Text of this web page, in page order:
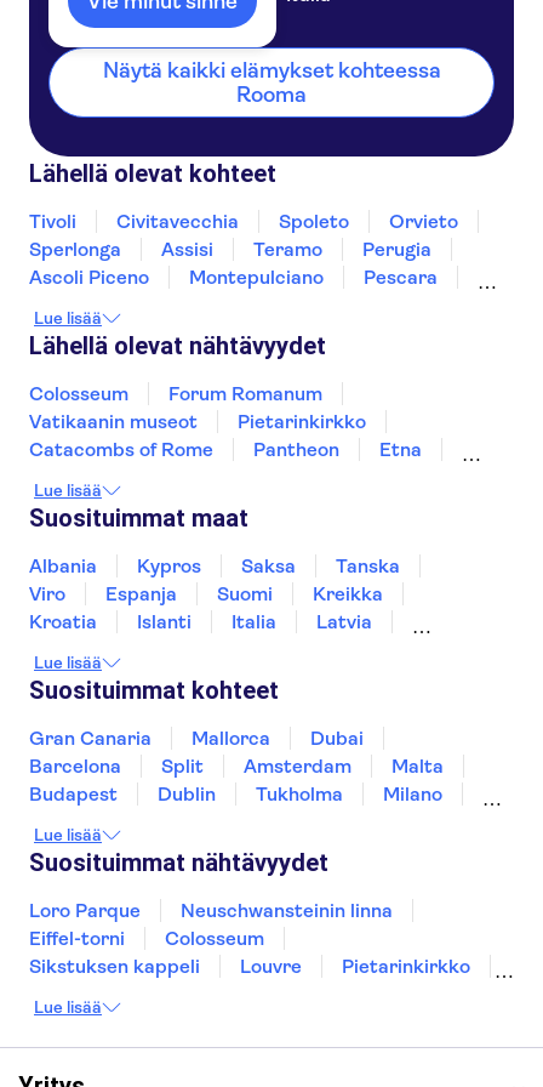
Hotel Santa Costanza
Hotel Oxford
Residence Vatican Suites
Hotel Domus Aventina
Le Meridien Visconti Rome
Holiday Inn Rome - Eur Parco Dei
Medici
Hotel La Griffe Roma MGallery by
Sofitel
Hotel NOTO
Hotel Montecitorio
Hotel Panama Garden
Hotel Centrale
Boutique Hotel Trevi
Hotel Priscilla
Residenza Madri Pie
Hotel Raphael
Hotel Flower Garden
Näytä kaikki elämykset kohteessa
Rooma
Lähellä olevat kohteet
Tivoli Civitavecchia Spoleto
Orvieto
Sperlonga
Assisi Teramo
Perugia
Ascoli Piceno
Montepulciano
Pescara
Lue lisää
Lähellä olevat nähtävyydet
Colosseum
Forum Romanum
Vatikaanin museot
Pietarinkirkko
Catacombs of Rome
Pantheon
Etna
Amalfin rannikko
Fiumicino Airport
Pisan kalteva torni
Murano and Burano
Uffizi
Sea caves of Polignano a Mare
Lue lisää
Suosituimmat maat
Albania Kypros Saksa
Tanska
Viro
Espanja Suomi
Kreikka
Kroatia
Islanti Italia
Latvia
Portugali
Ruotsi Singapore
Turkki
Lue lisää
Suosituimmat kohteet
Gran Canaria Mallorca
Dubai
Barcelona
Split Amsterdam
Malta
Budapest
Dublin Tukholma
Milano
Los Angeles
Rovaniemi
Tallinna
Ljubljana
Riika
Lue lisää
Suosituimmat nähtävyydet
Loro Parque
Neuschwansteinin linna
Eiffel-torni
Colosseum
Sikstuksen kappeli
Louvre
Pietarinkirkko
Moulin Rouge
London Eye
Montmartre
Wieliczkan suolakaivos
Lue lisää